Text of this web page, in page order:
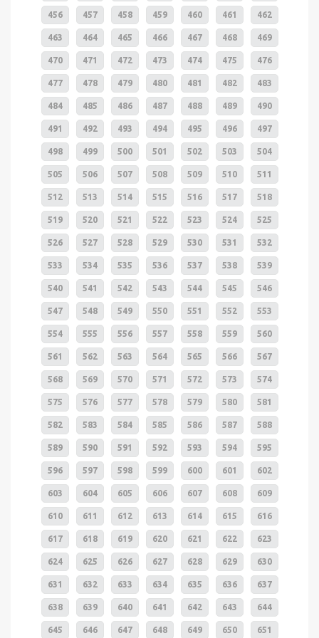
456 457 458 459 460 461 462
463 464 465 466 467 468 469
470 471 472 473 474 475 476
477 478 479 480 481 482 483
484 485 486 487 488 489 490
491 492 493 494 495 496 497
498 499 500 501 502 503 504
505 506 507 508 509 510 511
512 513 514 515 516 517 518
519 520 521 522 523 524 525
526 527 528 529 530 531 532
533 534 535 536 537 538 539
540 541 542 543 544 545 546
547 548 549 550 551 552 553
554 555 556 557 558 559 560
561 562 563 564 565 566 567
568 569 570 571 572 573 574
575 576 577 578 579 580 581
582 583 584 585 586 587 588
589 590 591 592 593 594 595
596 597 598 599 600 601 602
603 604 605 606 607 608 609
610 611 612 613 614 615 616
617 618 619 620 621 622 623
624 625 626 627 628 629 630
631 632 633 634 635 636 637
638 639 640 641 642 643 644
645 646 647 648 649 650 651